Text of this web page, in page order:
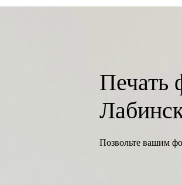
Печать
Позвольте вашим